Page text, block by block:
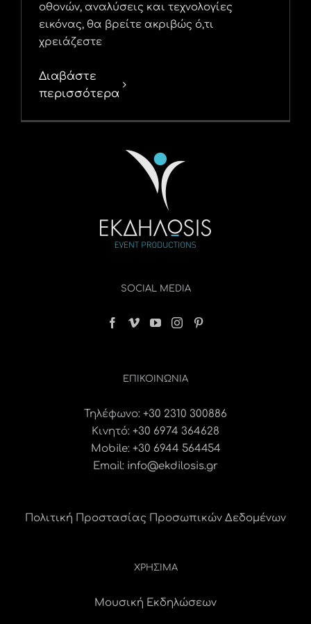
οθονών, αναλύσεις και τεχνολογίες
εικόνας, θα βρείτε ακριβώς ό,τι
χρειάζεστε
Διαβάστε
περισσότερα
SOCIAL MEDIA
ΕΠΙΚΟΙΝΩΝΊΑ
Τηλέφωνο: +30 2310 300886
Κινητό: +30 6974 364628
Mobile: +30 6944 564454
Email: info@ekdilosis.gr
Πολιτική Προστασίας Προσωπικών Δεδομένων
ΧΡΗΣΙΜΑ
Μουσική Εκδηλώσεων